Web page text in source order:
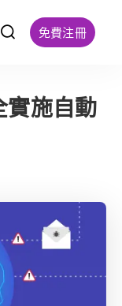
f 免費注冊
實施自動